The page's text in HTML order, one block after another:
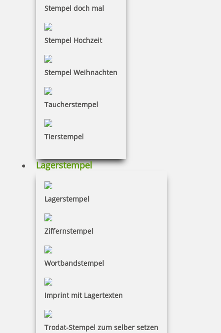
Stempel doch mal
Stempel Hochzeit
Stempel Weihnachten
Taucherstempel
Tierstempel
Lagerstempel
Lagerstempel
Ziffernstempel
Wortbandstempel
Imprint mit Lagertexten
Trodat-Stempel zum selber setzen
366,30 €
Jetzt gestalten
Reiner D65 Datumstempel mit Textplatte 65x30 mm
Jetzt gestalten
Reiner B2 Paginierstempel mit Zifferngröße 4,5 mm in
Blockschrift